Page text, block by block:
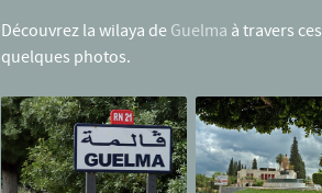
Découvrez la wilaya de Guelma à travers ces
quelques photos.